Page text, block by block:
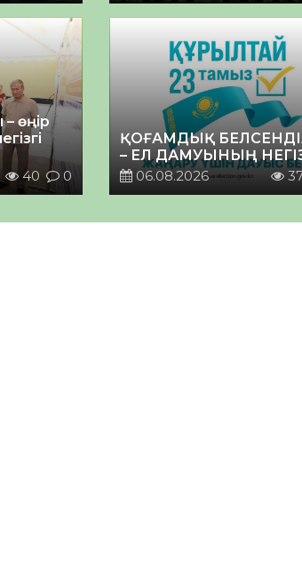
өңір
40 0
ҚОҒАМДЫҚ
– ЕЛ ДАМУЫНЫҢ
06.08.2026